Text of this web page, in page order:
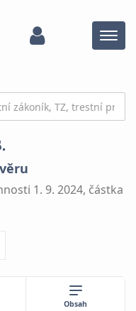
Menu
1. 9. 2024, částka
Obsah